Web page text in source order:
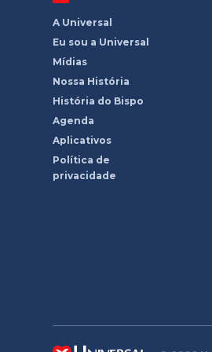
A Universal
Eu sou a Universal
Mídias
Nossa História
História do Bispo
Agenda
Aplicativos
Política de
privacidade